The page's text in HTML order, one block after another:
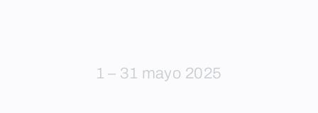
1 – 31 mayo 2025